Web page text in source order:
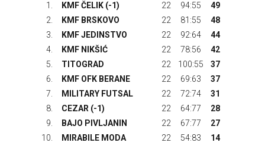
1. KMF ČELIK (-1) 22 94:55
49
2.
KMF BRSKOVO 22 81:55
48
3.
KMF JEDINSTVO 22 92:64
44
4.
KMF NIKŠIĆ 22 78:56
42
5.
TITOGRAD 22 100:55
37
6.
KMF OFK BERANE 22 69:63
37
7.
MILITARY FUTSAL 22 72:74
31
8.
CEZAR (-1) 22 64:77
28
9.
BAJO PIVLJANIN 22 67:77
27
10.
MIRABILE MODA 22 54:83
14